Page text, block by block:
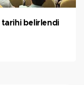
tarihi belirlendi